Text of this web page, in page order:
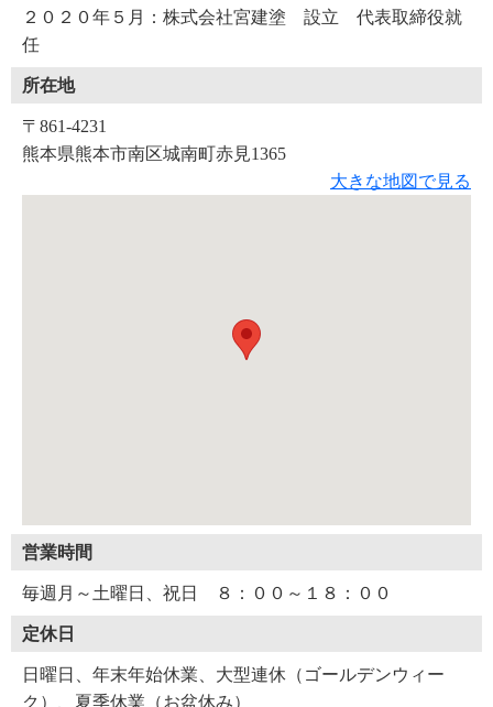
２０２０年５月：株式会社宮建塗 設立 代表取締役就
任
所在地
〒861-4231
熊本県熊本市南区城南町赤見1365
大きな地図で見る
営業時間
毎週月～土曜日、祝日 ８：００～１８：００
定休日
日曜日、年末年始休業、大型連休（ゴールデンウィー
ク）、夏季休業（お盆休み）